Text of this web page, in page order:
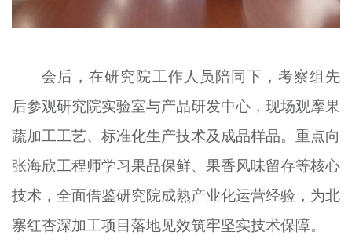
会后，在研究院工作人员陪同下，考察组先
后参观研究院实验室与产品研发中心，现场观摩果
蔬加工工艺、标准化生产技术及成品样品。重点向
张海欣工程师学习果品保鲜、果香风味留存等核心
技术，全面借鉴研究院成熟产业化运营经验，为北
寨红杏深加工项目落地见效筑牢坚实技术保障。